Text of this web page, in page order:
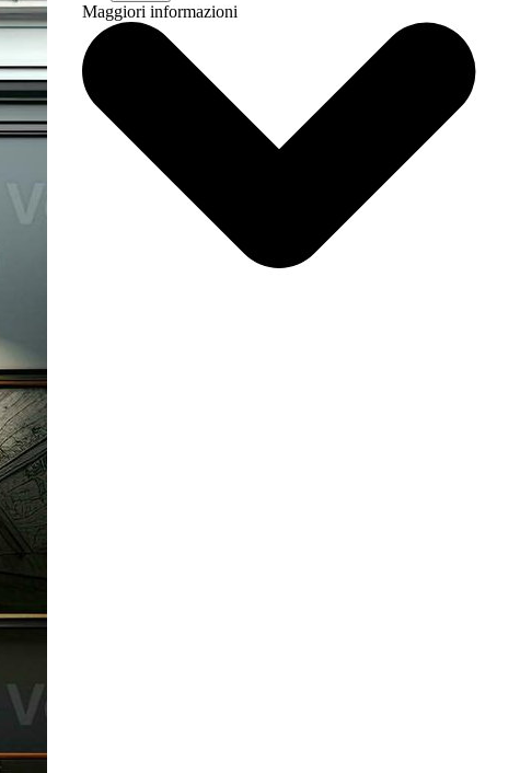
Maggiori informazioni